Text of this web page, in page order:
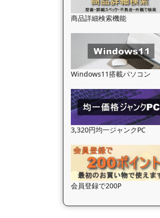
商品詳細検索機能
Windows11搭載パソコン
3,320円均一ジャンクPC
会員登録で200P